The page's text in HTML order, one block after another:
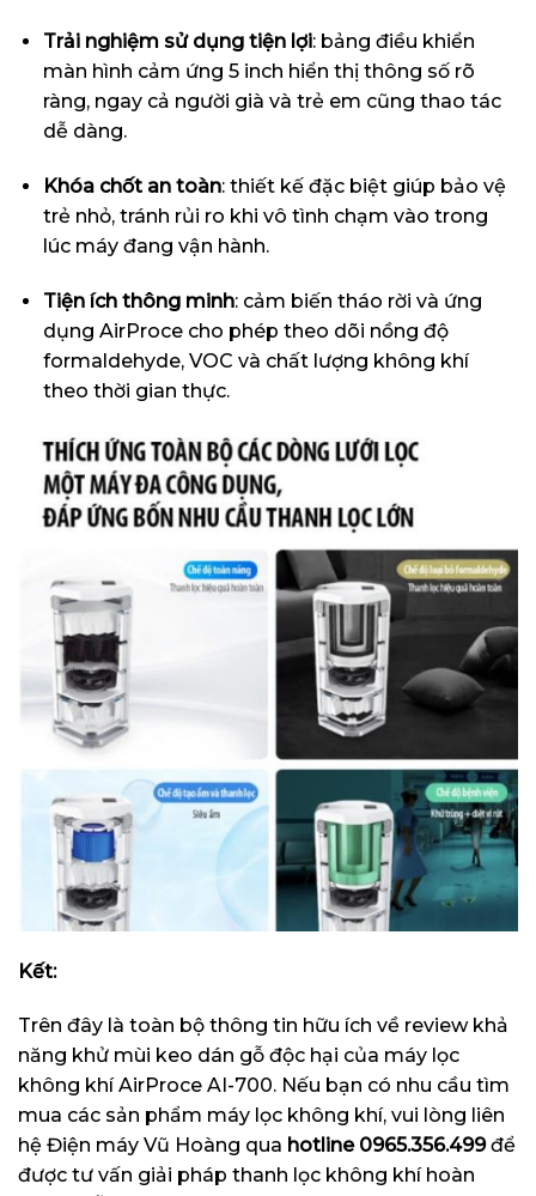
Trải nghiệm sử dụng tiện lợi: bảng điều khiển
màn hình cảm ứng 5 inch hiển thị thông số rõ
ràng, ngay cả người già và trẻ em cũng thao tác
dễ dàng.
Khóa chốt an toàn: thiết kế đặc biệt giúp bảo vệ
trẻ nhỏ, tránh rủi ro khi vô tình chạm vào trong
lúc máy đang vận hành.
Tiện ích thông minh: cảm biến tháo rời và ứng
dụng AirProce cho phép theo dõi nồng độ
formaldehyde, VOC và chất lượng không khí
theo thời gian thực.
Kết:
Trên đây là toàn bộ thông tin hữu ích về review khả
năng khử mùi keo dán gỗ độc hại của máy lọc
không khí AirProce AI-700. Nếu bạn có nhu cầu tìm
mua các sản phẩm máy lọc không khí, vui lòng liên
hệ Điện máy Vũ Hoàng qua hotline 0965.356.499để
được tư vấn giải pháp thanh lọc không khí hoàn